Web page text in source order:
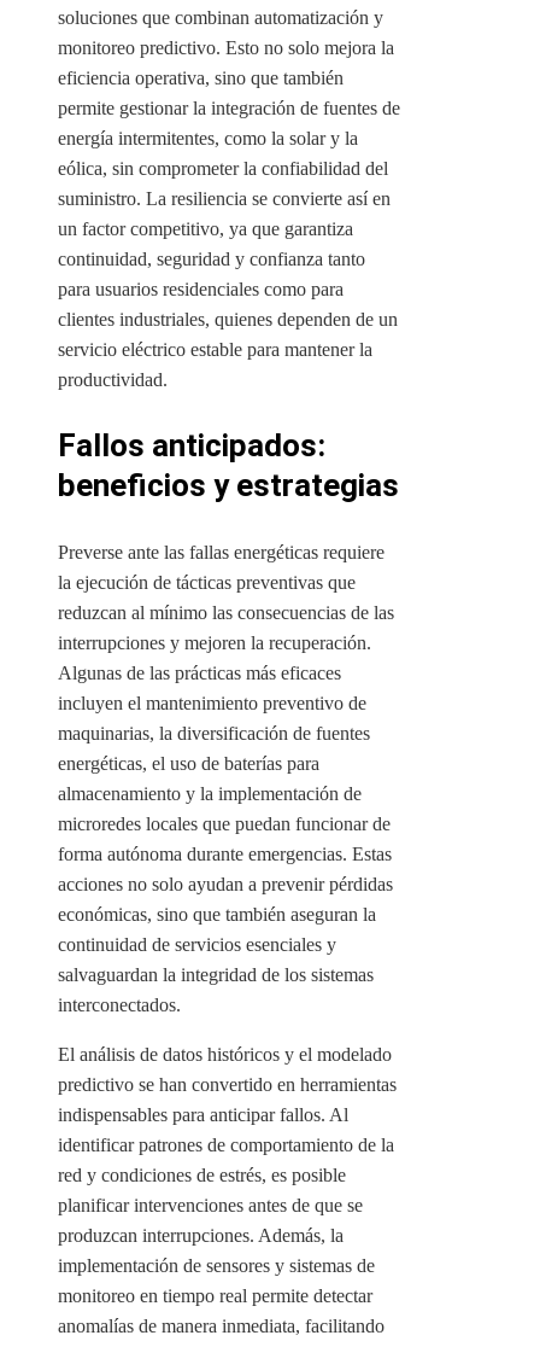
soluciones que combinan automatización y
monitoreo predictivo. Esto no solo mejora la
eficiencia operativa, sino que también
permite gestionar la integración de fuentes de
energía intermitentes, como la solar y la
eólica, sin comprometer la confiabilidad del
suministro. La resiliencia se convierte así en
un factor competitivo, ya que garantiza
continuidad, seguridad y confianza tanto
para usuarios residenciales como para
clientes industriales, quienes dependen de un
servicio eléctrico estable para mantener la
productividad.
Fallos anticipados:
beneficios y estrategias
Preverse ante las fallas energéticas requiere
la ejecución de tácticas preventivas que
reduzcan al mínimo las consecuencias de las
interrupciones y mejoren la recuperación.
Algunas de las prácticas más eficaces
incluyen el mantenimiento preventivo de
maquinarias, la diversificación de fuentes
energéticas, el uso de baterías para
almacenamiento y la implementación de
microredes locales que puedan funcionar de
forma autónoma durante emergencias. Estas
acciones no solo ayudan a prevenir pérdidas
económicas, sino que también aseguran la
continuidad de servicios esenciales y
salvaguardan la integridad de los sistemas
interconectados.
El análisis de datos históricos y el modelado
predictivo se han convertido en herramientas
indispensables para anticipar fallos. Al
identificar patrones de comportamiento de la
red y condiciones de estrés, es posible
planificar intervenciones antes de que se
produzcan interrupciones. Además, la
implementación de sensores y sistemas de
monitoreo en tiempo real permite detectar
anomalías de manera inmediata, facilitando